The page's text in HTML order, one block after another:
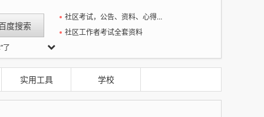
了
演技
社区考试，公告、资料、心得一站全
社区工作者考试全套资料
实用工具 学校